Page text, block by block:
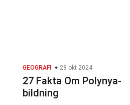
GEOGRAFI 28 okt 2024
27 Fakta Om Polynya-
bildning